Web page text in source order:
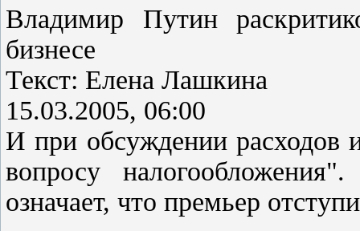
Владимир Путин
бизнесе
Текст: Елена Лашкина
15.03.2005, 06:00
И при обсуждении расходов
вопросу
означает, что премьер